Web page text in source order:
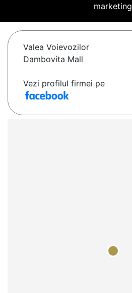
marketing
Valea Voievozilor
Dambovita Mall
Vezi profilul firmei pe